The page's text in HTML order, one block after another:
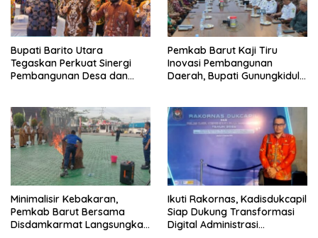
Bupati Barito Utara
Tegaskan Perkuat Sinergi
Pembangunan Desa dan
Pemkab Barut Kaji Tiru
Inovasi Pembangunan
Daerah, Bupati Gunungkidul
Lokal dan Pelestarian
Lingkungan
Minimalisir Kebakaran,
Pemkab Barut Bersama
Disdamkarmat Langsungkan
Ikuti Rakornas, Kadisdukcapil
Siap Dukung Transformasi
Digital Administrasi